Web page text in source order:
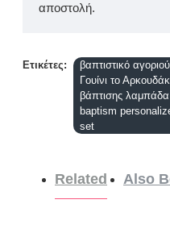
αποστολή.
Ετικέτες:
βαπτιστικό
Γουίνι το
βάπτισης
baptism
set
Related Also